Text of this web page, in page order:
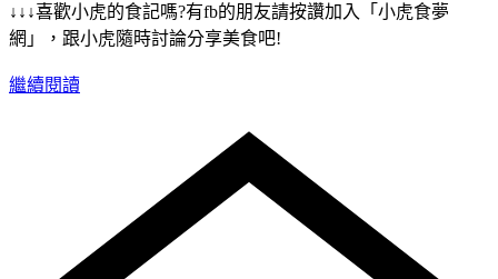
↓↓↓喜歡小虎的食記嗎?有fb的朋友請按讚加入「小虎食夢
網」，跟小虎隨時討論分享美食吧!
繼續閱讀